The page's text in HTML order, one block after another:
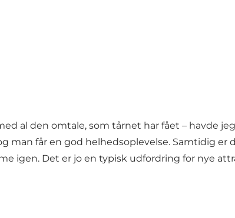
al den omtale, som tårnet har fået – havde
får en god helhedsoplevelse. Samtidig er
igen. Det er jo en typisk udfordring for nye